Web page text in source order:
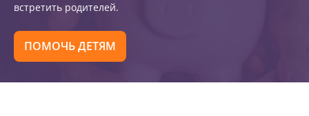
встретить родителей.
ПОМОЧЬ ДЕТЯМ